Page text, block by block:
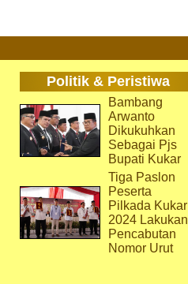
Politik & Peristiwa
Bambang
Arwanto
Dikukuhkan
Sebagai Pjs
Bupati Kukar
Tiga Paslon
Peserta
Pilkada Kukar
2024 Lakukan
Pencabutan
Nomor Urut